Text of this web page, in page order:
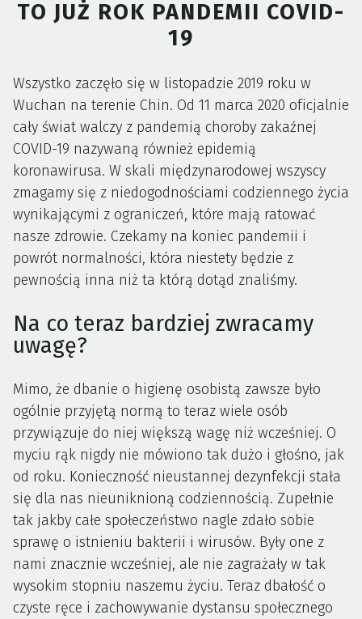
TO JUŻ ROK PANDEMII COVID-
19
Wszystko zaczęło się w listopadzie 2019 roku w
Wuchan na terenie Chin. Od 11 marca 2020 oficjalnie
cały świat walczy z pandemią choroby zakaźnej
COVID-19 nazywaną również epidemią
koronawirusa. W skali międzynarodowej wszyscy
zmagamy się z niedogodnościami codziennego życia
wynikającymi z ograniczeń, które mają ratować
nasze zdrowie. Czekamy na koniec pandemii i
powrót normalności, która niestety będzie z
pewnością inna niż ta którą dotąd znaliśmy.
Na co teraz bardziej zwracamy
uwagę?
Mimo, że dbanie o higienę osobistą zawsze było
ogólnie przyjętą normą to teraz wiele osób
przywiązuje do niej większą wagę niż wcześniej. O
myciu rąk nigdy nie mówiono tak dużo i głośno, jak
od roku. Konieczność nieustannej dezynfekcji stała
się dla nas nieuniknioną codziennością. Zupełnie
tak jakby całe społeczeństwo nagle zdało sobie
sprawę o istnieniu bakterii i wirusów. Były one z
nami znacznie wcześniej, ale nie zagrażały w tak
wysokim stopniu naszemu życiu. Teraz dbałość o
czyste ręce i zachowywanie dystansu społecznego